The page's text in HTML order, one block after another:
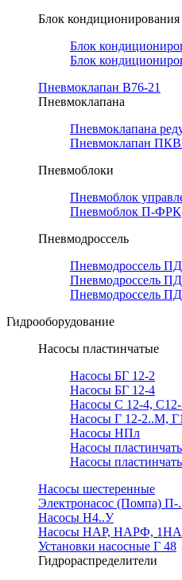
Блок кондиционирования
Блок
Блок
Пневмоклапан В76-21
Пневмоклапана
Пневмоклапана
Пневмоклапан
Пневмоблоки
Пневмоблок
Пневмоблок П-ФРК
Пневмодроссель
Пневмодроссель
Пневмодроссель
Пневмодроссель
Гидрооборудование
Насосы пластинчатые
Насосы БГ 12-2
Насосы БГ 12-4
Насосы С 12-4,
Насосы Г 12-2..М,
Насосы НПл
Насосы
Насосы
Насосы шестеренные
Электронасос (Помпа)
Насосы Н4..У
Насосы НАР, НАРФ,
Установки насосные Г 48
Гидрораспределители